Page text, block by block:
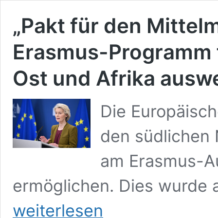
„Pakt für den
Erasmus-
Ost und Afrika
Die
den südlichen
am Erasmus-
ermöglichen. Dies wurde
weiterlesen